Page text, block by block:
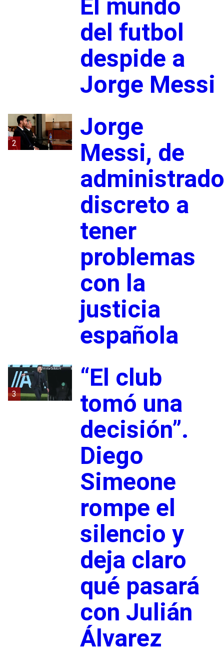
El mundo
del futbol
despide a
Jorge Messi
2
Jorge
Messi, de
discreto a
tener
problemas
con la
justicia
española
3
“El club
tomó una
decisión”.
Diego
Simeone
rompe el
silencio y
deja claro
qué pasará
con Julián
Álvarez